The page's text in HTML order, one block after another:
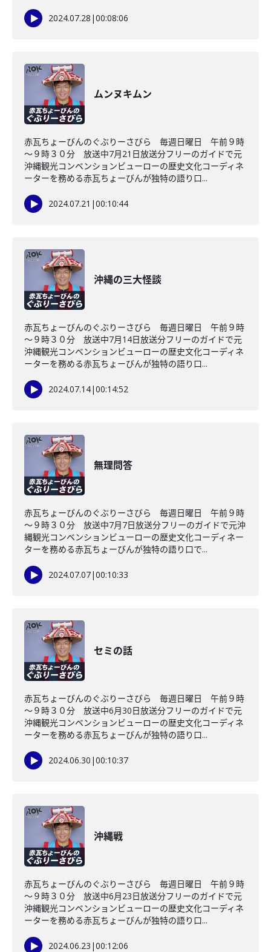
2024.07.28 |00:08:06
ムンヌキムン
赤瓦ちょーびんのぐぶりーさびら 毎週日曜日 午前９時
～９時３０分 放送中7月21日放送分フリーのガイドで元
沖縄観光コンベンションビューローの歴史文化コーディネ
ーターを務める赤瓦ちょーびんが独特の語り口...
2024.07.21 |00:10:44
沖縄の三大怪談
赤瓦ちょーびんのぐぶりーさびら 毎週日曜日 午前９時
～９時３０分 放送中7月14日放送分フリーのガイドで元
沖縄観光コンベンションビューローの歴史文化コーディネ
ーターを務める赤瓦ちょーびんが独特の語り口...
2024.07.14|00:14:52
無理問答
赤瓦ちょーびんのぐぶりーさびら 毎週日曜日 午前９時
～９時３０分 放送中7月7日放送分フリーのガイドで元沖
縄観光コンベンションビューローの歴史文化コーディネー
ターを務める赤瓦ちょーびんが独特の語り口で...
2024.07.07|00:10:33
セミの話
赤瓦ちょーびんのぐぶりーさびら 毎週日曜日 午前９時
～９時３０分 放送中6月30日放送分フリーのガイドで元
沖縄観光コンベンションビューローの歴史文化コーディネ
ーターを務める赤瓦ちょーびんが独特の語り口...
2024.06.30 |00:10:37
沖縄戦
赤瓦ちょーびんのぐぶりーさびら 毎週日曜日 午前９時
～９時３０分 放送中6月23日放送分フリーのガイドで元
沖縄観光コンベンションビューローの歴史文化コーディネ
ーターを務める赤瓦ちょーびんが独特の語り口...
2024.06.23 |00:12:06